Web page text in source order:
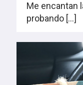
Me encantan
probando […]